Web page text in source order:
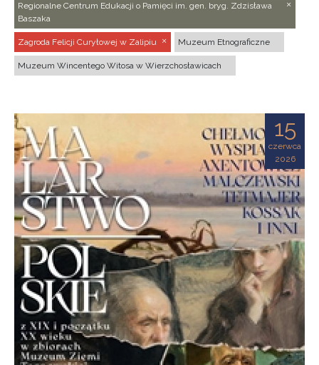
Regionalne Centrum Edukacji o Pamięci im. gen. bryg. Zdzisława
Baszaka
Zagroda Felicji Curyłowej w Zalipiu Muzeum Etnograficzne
Muzeum Wincentego Witosa w Wierzchosławicach
15
czerwca
2026